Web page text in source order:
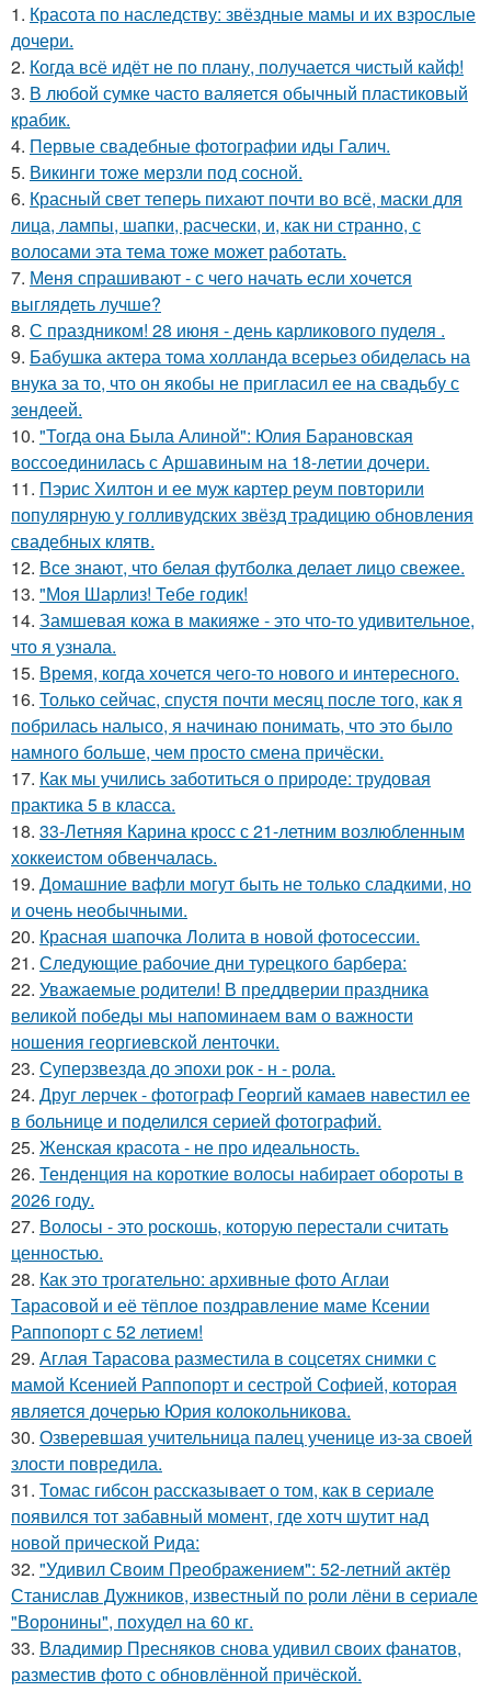
1. Красота по наследству: звёздные мамы и их взрослые
дочери.
2. Когда всё идёт не по плану, получается чистый кайф!
3. В любой сумке часто валяется обычный пластиковый
крабик.
4. Первые свадебные фотографии иды Галич.
5. Викинги тоже мерзли под сосной.
6. Красный свет теперь пихают почти во всё, маски для
лица, лампы, шапки, расчески, и, как ни странно, с
волосами эта тема тоже может работать.
7. Меня спрашивают - с чего начать если хочется
выглядеть лучше?
8. С праздником! 28 июня - день карликового пуделя .
9. Бабушка актера тома холланда всерьез обиделась на
внука за то, что он якобы не пригласил ее на свадьбу с
зендеей.
10. "Тогда она Была Алиной": Юлия Барановская
воссоединилась с Аршавиным на 18-летии дочери.
11. Пэрис Хилтон и ее муж картер реум повторили
популярную у голливудских звёзд традицию обновления
свадебных клятв.
12. Все знают, что белая футболка делает лицо свежее.
13. "Моя Шарлиз! Тебе годик!
14. Замшевая кожа в макияже - это что-то удивительное,
что я узнала.
15. Время, когда хочется чего-то нового и интересного.
16. Только сейчас, спустя почти месяц после того, как я
побрилась налысо, я начинаю понимать, что это было
намного больше, чем просто смена причёски.
17. Как мы учились заботиться о природе: трудовая
практика 5 в класса.
18. 33-Летняя Карина кросс с 21-летним возлюбленным
хоккеистом обвенчалась.
19. Домашние вафли могут быть не только сладкими, но
и очень необычными.
20. Красная шапочка Лолита в новой фотосессии.
21. Следующие рабочие дни турецкого барбера:
22. Уважаемые родители! В преддверии праздника
великой победы мы напоминаем вам о важности
ношения георгиевской ленточки.
23. Суперзвезда до эпохи рок - н - рола.
24. Друг лерчек - фотограф Георгий камаев навестил ее
в больнице и поделился серией фотографий.
25. Женская красота - не про идеальность.
26. Тенденция на короткие волосы набирает обороты в
2026 году.
27. Волосы - это роскошь, которую перестали считать
ценностью.
28. Как это трогательно: архивные фото Аглаи
Тарасовой и её тёплое поздравление маме Ксении
Раппопорт с 52 летием!
29. Аглая Тарасова разместила в соцсетях снимки с
мамой Ксенией Раппопорт и сестрой Софией, которая
является дочерью Юрия колокольникова.
30. Озверевшая учительница палец ученице из-за своей
злости повредила.
31. Томас гибсон рассказывает о том, как в сериале
появился тот забавный момент, где хотч шутит над
новой прической Рида:
32. "Удивил Своим Преображением": 52-летний актёр
Станислав Дужников, известный по роли лёни в сериале
"Воронины", похудел на 60 кг.
33. Владимир Пресняков снова удивил своих фанатов,
разместив фото с обновлённой причёской.